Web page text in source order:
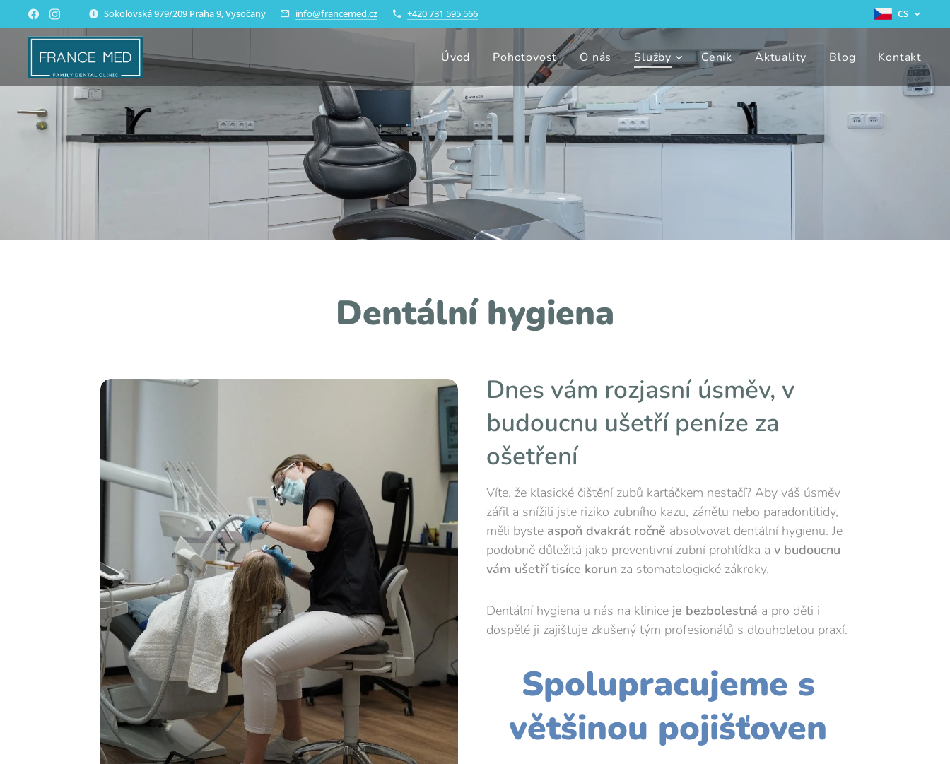
Sokolovská 979/209 Praha 9, Vysočany info@francemed.cz +420 731 595 566 CS
Úvod Pohotovost O nás Služby Ceník Aktuality Blog Kontakt
Dentální hygiena
Dnes vám rozjasní úsměv, v
budoucnu ušetří peníze za
ošetření
Víte, že klasické čištění zubů kartáčkem nestačí? Aby váš úsměv
zářil a snížili jste riziko zubního kazu, zánětu nebo paradontitidy,
měli byste aspoň dvakrát ročně absolvovat dentální hygienu. Je
podobně důležitá jako preventivní zubní prohlídka av budoucnu
vám ušetří tisíce korun za stomatologické zákroky.
Dentální hygiena u nás na klinice je bezbolestná a pro děti i
dospělé ji zajišťuje zkušený tým profesionálů s dlouholetou praxí.
Spolupracujeme s
většinou pojišťoven